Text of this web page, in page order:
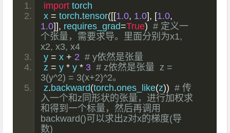
import torch
x = torch.tensor([[1.0, 1.0], [1.0,
1.0]], requires_grad=True) # 定义一
个张量，需要求导。里面分别为x1,
x2, x3, x4
y = x + 2 # y依然是张量
z = y * y * 3 # z依然是张量  z =
3(y^2) = 3(x+2)^2。
z.backward(torch.ones_like(z)) # 传
入一个和z同形状的张量，进行加权求
和得到一个标量，然后再调用
backward()可以求出z对x的梯度(导
数)